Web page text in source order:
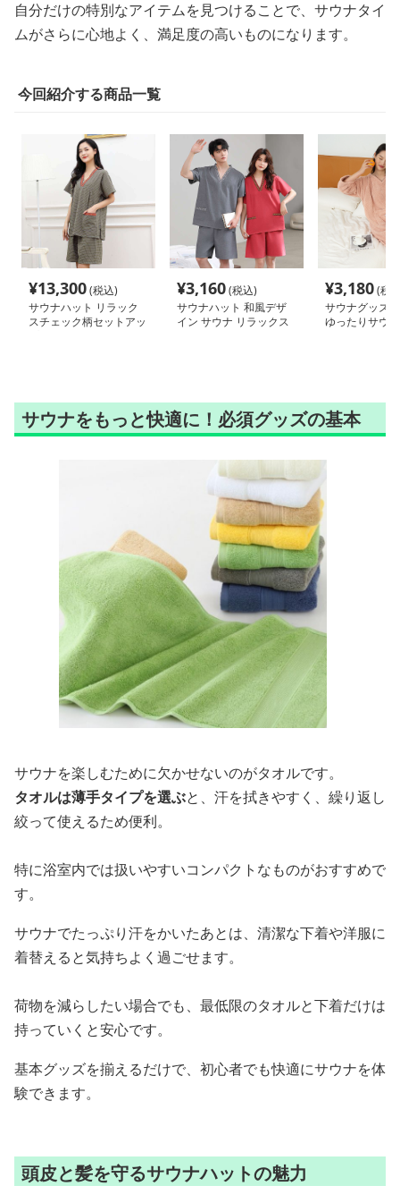
自分だけの特別なアイテムを見つけることで、サウナタイ
ムがさらに心地よく、満足度の高いものになります。
今回紹介する商品一覧
¥13,300(税込)
サウナハット リラック
スチェック柄セットアッ
¥3,160(税込)
サウナハット 和風デザ
イン サウナ リラックス
¥3,180(税
サウナグッズ
ゆったりサウ
サウナをもっと快適に！必須グッズの基本
サウナを楽しむために欠かせないのがタオルです。
タオルは薄手タイプを選ぶと、汗を拭きやすく、繰り返し
絞って使えるため便利。
特に浴室内では扱いやすいコンパクトなものがおすすめで
す。
サウナでたっぷり汗をかいたあとは、清潔な下着や洋服に
着替えると気持ちよく過ごせます。
荷物を減らしたい場合でも、最低限のタオルと下着だけは
持っていくと安心です。
基本グッズを揃えるだけで、初心者でも快適にサウナを体
験できます。
頭皮と髪を守るサウナハットの魅力